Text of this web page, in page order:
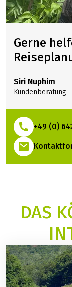
Gerne
Siri Nuphim
Kundenberatung
+49 (0)
DAS